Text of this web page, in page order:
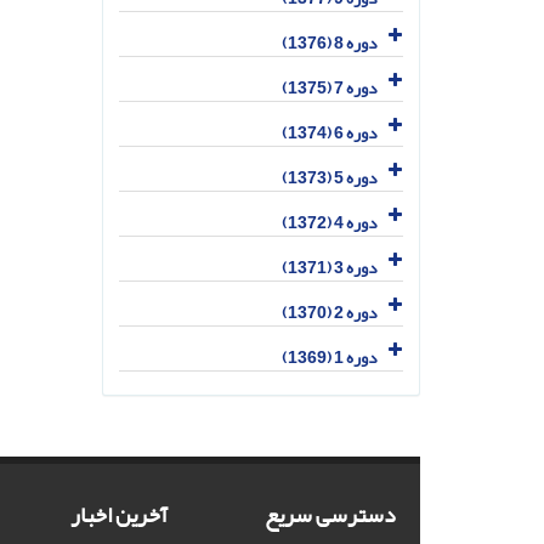
دوره 8 (1376)
دوره 7 (1375)
دوره 6 (1374)
دوره 5 (1373)
دوره 4 (1372)
دوره 3 (1371)
دوره 2 (1370)
دوره 1 (1369)
دسترسی سریع آخرین اخبار